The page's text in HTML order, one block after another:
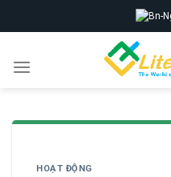
to
HOẠT ĐỘNG